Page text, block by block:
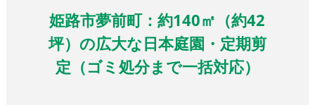
姫路市夢前町：約140㎡（約42
坪）の広大な日本庭園・定期剪
定（ゴミ処分まで一括対応）